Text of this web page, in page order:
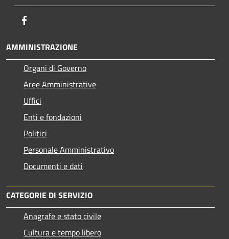
AMMINISTRAZIONE
Organi di Governo
Aree Amministrative
Uffici
Enti e fondazioni
Politici
Personale Amministrativo
Documenti e dati
CATEGORIE DI SERVIZIO
Anagrafe e stato civile
Cultura e tempo libero